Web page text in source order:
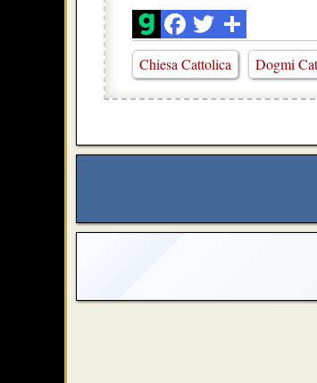
Chiesa Cattolica Dogmi